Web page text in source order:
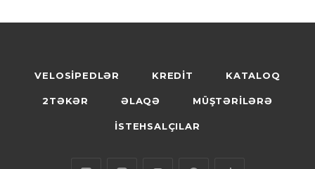
VELOSİPEDLƏR KREDİT KATALOQ
2TƏKƏR ƏLAQƏ MÜŞTƏRİLƏRƏ
İSTEHSALÇILAR